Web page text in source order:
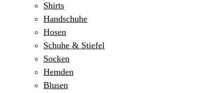
Shirts
Handschuhe
Hosen
Schuhe & Stiefel
Socken
Hemden
Blusen